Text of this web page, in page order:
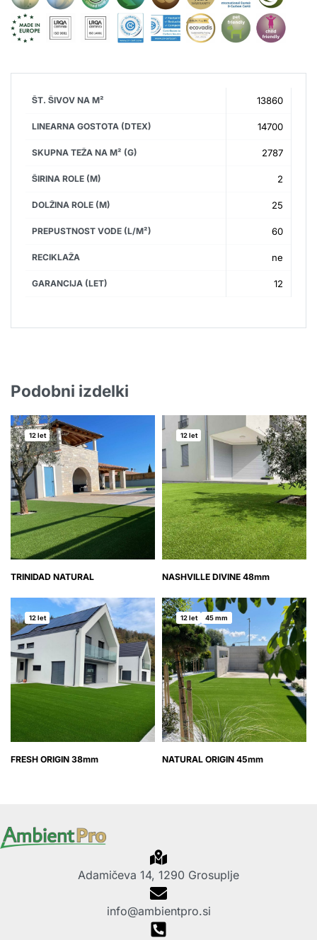
ŠT. ŠIVOV NA M² 13860
LINEARNA GOSTOTA (DTEX) 14700
SKUPNA TEŽA NA M² (G) 2787
ŠIRINA ROLE (M) 2
DOLŽINA ROLE (M) 25
PREPUSTNOST VODE (L/M²) 60
RECIKLAŽA ne
GARANCIJA (LET) 12
Podobni izdelki
12 let
TRINIDAD NATURAL
12 let
NASHVILLE DIVINE 48mm
12 let
FRESH ORIGIN 38mm
12 let 45 mm
NATURAL ORIGIN 45mm
Adamičeva 14, 1290 Grosuplje
info@ambientpro.si